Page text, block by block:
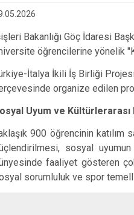
Bakanlığı Göç İdaresi
öğrencilerine yönelik
İtalya İkili İş Birliği
organize edilen
Uyum ve
900 öğrencinin katılım
sosyal uyumun
faaliyet gösteren
sorumluluk ve spor